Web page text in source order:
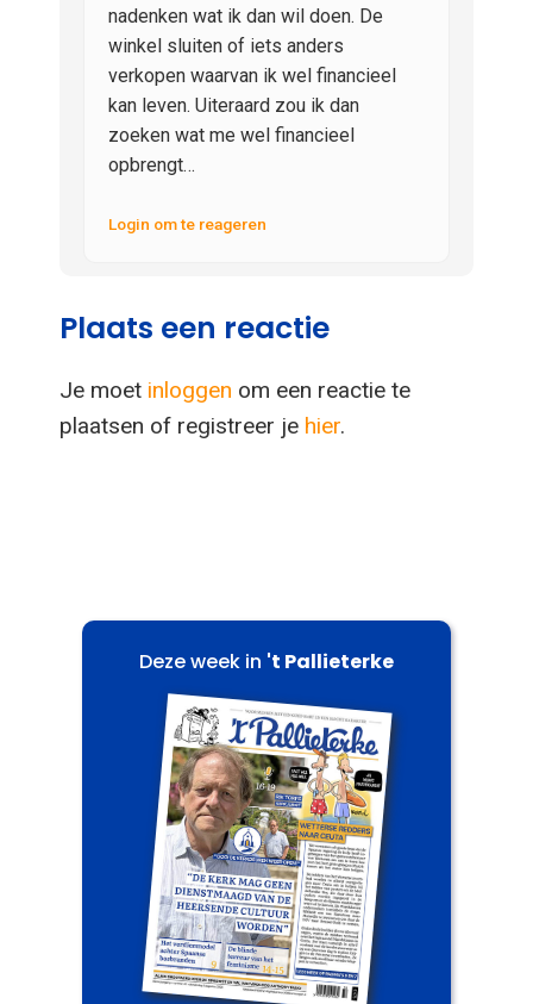
nadenken wat ik dan wil doen. De
winkel sluiten of iets anders
verkopen waarvan ik wel financieel
kan leven. Uiteraard zou ik dan
zoeken wat me wel financieel
opbrengt…
Login om te reageren
Plaats een reactie
Je moet inloggen om een reactie te
plaatsen of registreer je hier.
Deze week in 't Pallieterke